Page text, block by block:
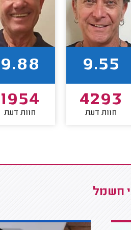
9.55
4293
חוות דעת
9.88
1954
חוות דעת
חשמל